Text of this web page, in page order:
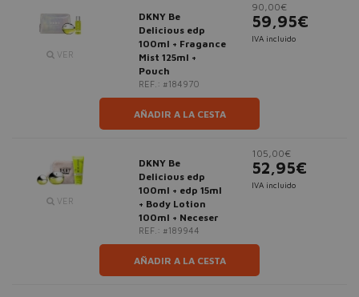
VER
DKNY Be
Delicious edp
100ml + Fragance
Mist 125ml +
Pouch
REF.: #184970
90,00€
59,95€
IVA incluido
AÑADIR A LA CESTA
VER
DKNY Be
Delicious edp
100ml + edp 15ml
+ Body Lotion
100ml + Neceser
REF.: #189944
105,00€
52,95€
IVA incluido
AÑADIR A LA CESTA